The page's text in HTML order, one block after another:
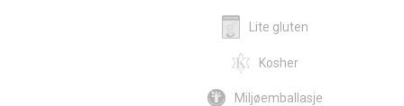
Lite gluten
Kosher
Miljøemballasje